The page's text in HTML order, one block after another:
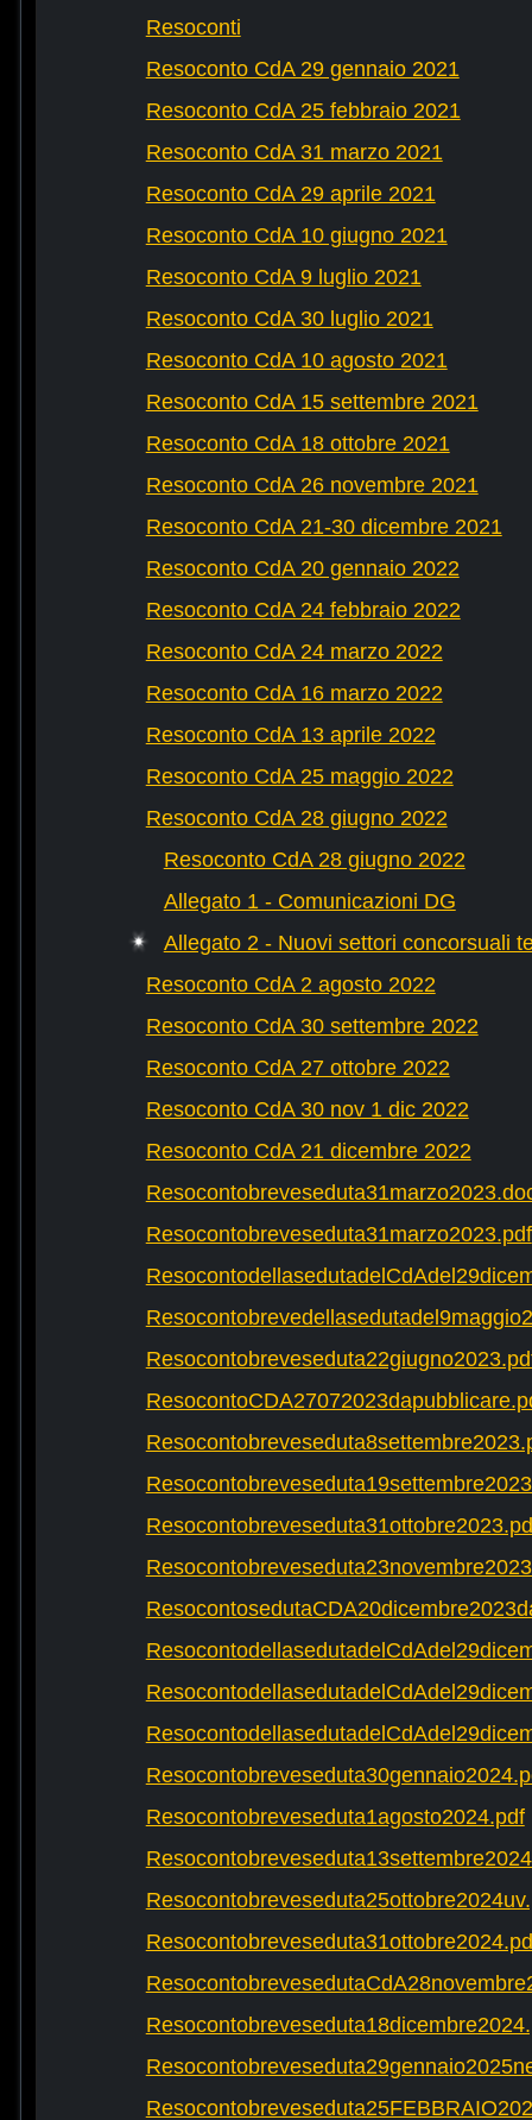
Resoconti
Resoconto CdA 29 gennaio 2021
Resoconto CdA 25 febbraio 2021
Resoconto CdA 31 marzo 2021
Resoconto CdA 29 aprile 2021
Resoconto CdA 10 giugno 2021
Resoconto CdA 9 luglio 2021
Resoconto CdA 30 luglio 2021
Resoconto CdA 10 agosto 2021
Resoconto CdA 15 settembre 2021
Resoconto CdA 18 ottobre 2021
Resoconto CdA 26 novembre 2021
Resoconto CdA 21-30 dicembre 2021
Resoconto CdA 20 gennaio 2022
Resoconto CdA 24 febbraio 2022
Resoconto CdA 24 marzo 2022
Resoconto CdA 16 marzo 2022
Resoconto CdA 13 aprile 2022
Resoconto CdA 25 maggio 2022
Resoconto CdA 28 giugno 2022
Resoconto CdA 28 giugno 2022
Allegato 1 - Comunicazioni DG
Allegato 2 - Nuovi settori concorsuali
Resoconto CdA 2 agosto 2022
Resoconto CdA 30 settembre 2022
Resoconto CdA 27 ottobre 2022
Resoconto CdA 30 nov 1 dic 2022
Resoconto CdA 21 dicembre 2022
Resocontobreveseduta31marzo2023.pdf
Resocontobreveseduta1agosto2024.pdf